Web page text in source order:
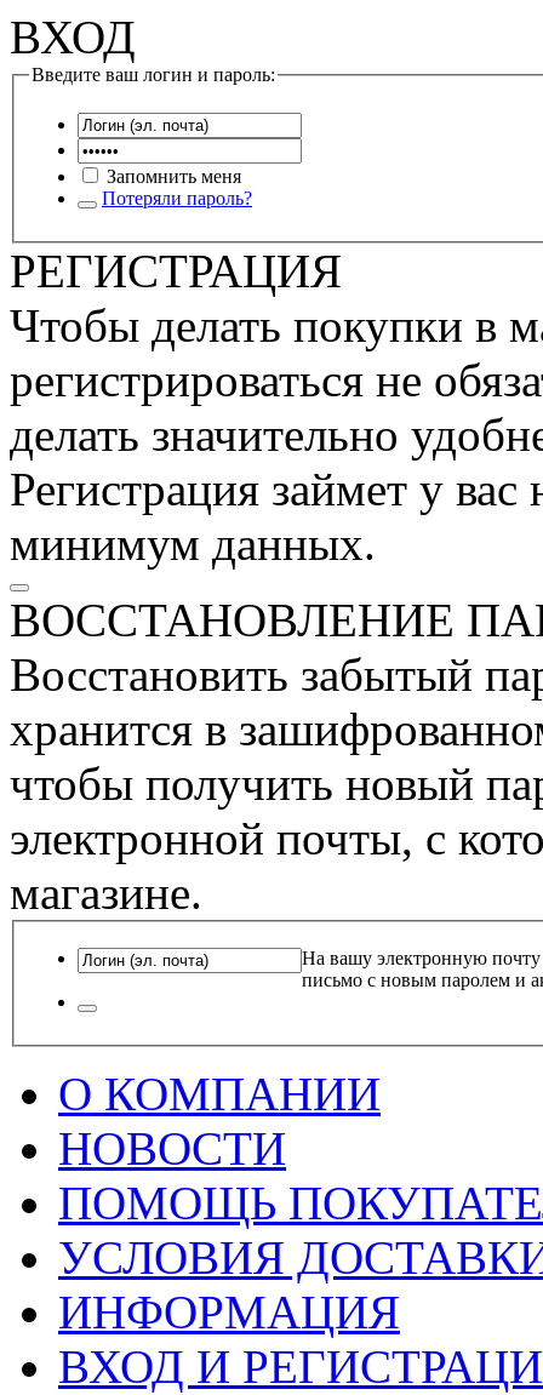
ВХОД
Введите ваш логин и пароль:
Запомнить меня
Потеряли пароль?
РЕГИСТРАЦИЯ
Чтобы делать покупки в
регистрироваться не
делать значительно
Регистрация займет у
минимум данных.
ВОССТАНОВЛЕНИЕ
Восстановить забытый
хранится в
чтобы получить новый
электронной почты, с
магазине.
На вашу электронную почту
письмо с новым паролем и
О КОМПАНИИ
НОВОСТИ
ПОМОЩЬ
УСЛОВИЯ
ИНФОРМАЦИЯ
ВХОД И